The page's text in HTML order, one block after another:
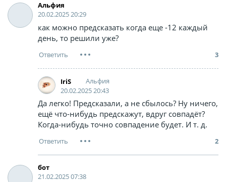
Альфия
20.02.2025 20:29
как можно предсказать когда еще -12 каждый
день, то решили уже?
3
IriS
Альфия
20.02.2025 20:43
Да легко! Предсказали, а не сбылось? Ну ничего,
ещё что-нибудь предскажут, вдруг совпадёт?
Когда-нибудь точно совпадение будет. И т. д.
2
бот
21.02.2025 07:38